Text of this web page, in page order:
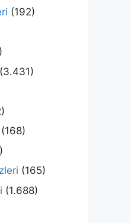
(192)
(3.431)
(168)
(165)
(1.688)